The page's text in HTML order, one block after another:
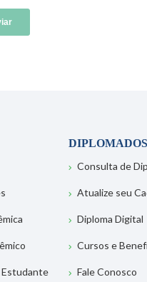
DIPLOMADOS
Consulta de
Atualize seu
Diploma Digital
Cursos e
Fale Conosco